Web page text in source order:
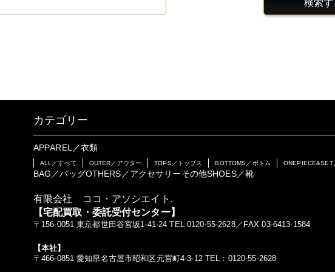
検索す
カテゴリー
APPAREL／衣類
ALL／すべて OUTER／アウター TOPS／トップス BOTTOMS／ボトム ONEPIECE&SET
BAG／バッグOTHERS／アクセサリーその他SHOES／靴
有限会社 ココ・アソシエイト.
【宅配買取・委託受付センター】
〒156-0051 東京都世田谷宮坂1-41-24 TEL 0120-55-2628／FAX 03-6413-1584
【本社】
〒466-0851 愛知県名古屋市昭和区元宮町4-3-12 TEL：0120-55-2628